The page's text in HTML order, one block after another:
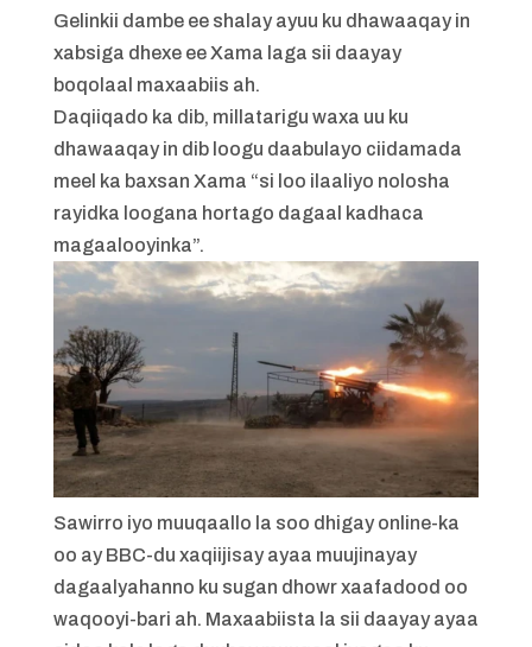
Gelinkii dambe ee shalay ayuu ku dhawaaqay in
xabsiga dhexe ee Xama laga sii daayay
boqolaal maxaabiis ah.
Daqiiqado ka dib, millatarigu waxa uu ku
dhawaaqay in dib loogu daabulayo ciidamada
meel ka baxsan Xama “si loo ilaaliyo nolosha
rayidka loogana hortago dagaal kadhaca
magaalooyinka”.
Sawirro iyo muuqaallo la soo dhigay online-ka
oo ay BBC-du xaqiijisay ayaa muujinayay
dagaalyahanno ku sugan dhowr xaafadood oo
waqooyi-bari ah. Maxaabiista la sii daayay ayaa